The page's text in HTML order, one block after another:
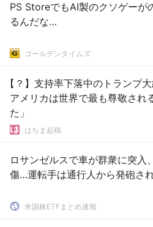
PS StoreでもAI製のクソゲーが
るんだな…
ゴールデンタイムズ
【？】支持率下落中のトランプ
アメリカは世界で最も尊敬され
た」
はちま起稿
ロサンゼルスで車が群衆に突入
傷…運転手は通行人から発砲さ
米国株ETFまとめ速報